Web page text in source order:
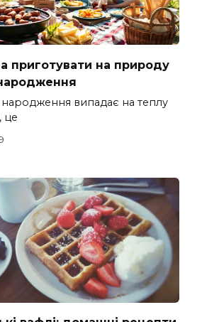
приготувати на природу
випадає на теплу
це